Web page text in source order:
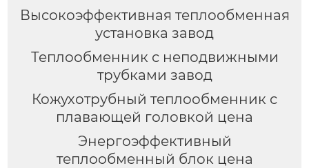
Высокоэффективная теплообменная
установка завод
Теплообменник с неподвижными
трубками завод
Кожухотрубный теплообменник с
плавающей головкой цена
Энергоэффективный
теплообменный блок цена